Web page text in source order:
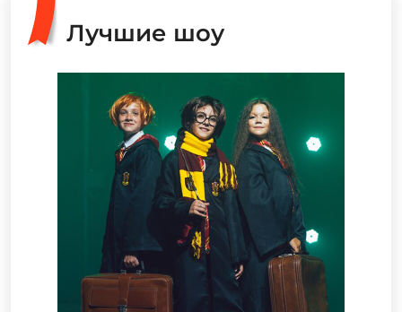
Лучшие шоу